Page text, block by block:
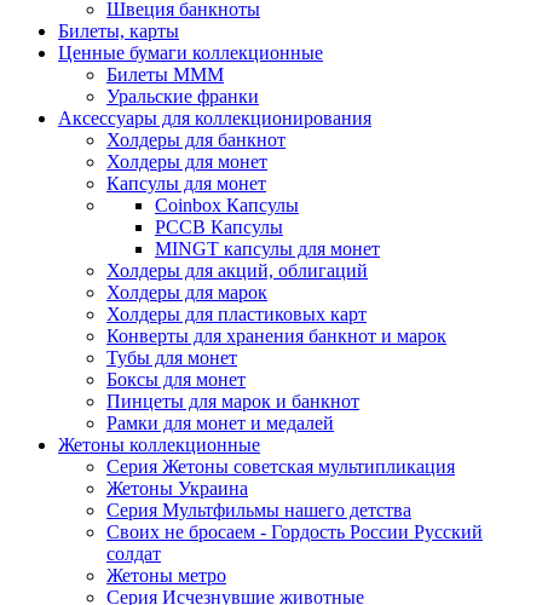
Швеция банкноты
Билеты, карты
Ценные бумаги коллекционные
Билеты МММ
Уральские франки
Аксессуары для коллекционирования
Холдеры для банкнот
Холдеры для монет
Капсулы для монет
Coinbox Капсулы
РССВ Капсулы
MINGT капсулы для монет
Холдеры для акций, облигаций
Холдеры для марок
Холдеры для пластиковых карт
Конверты для хранения банкнот и марок
Тубы для монет
Боксы для монет
Пинцеты для марок и банкнот
Рамки для монет и медалей
Жетоны коллекционные
Серия Жетоны советская мультипликация
Жетоны Украина
Серия Мультфильмы нашего детства
Своих не бросаем - Гордость России Русский
солдат
Жетоны метро
Серия Исчезнувшие животные